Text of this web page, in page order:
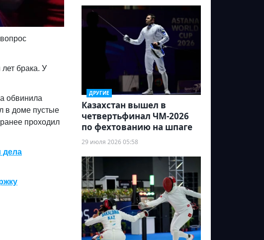
брака. У
обвинила
в доме пустые
ранее проходил
дела
ДРУГИЕ
Казахстан вышел в
четвертьфинал ЧМ-2026
по фехтованию на шпаге
29 июля 2026 05:58